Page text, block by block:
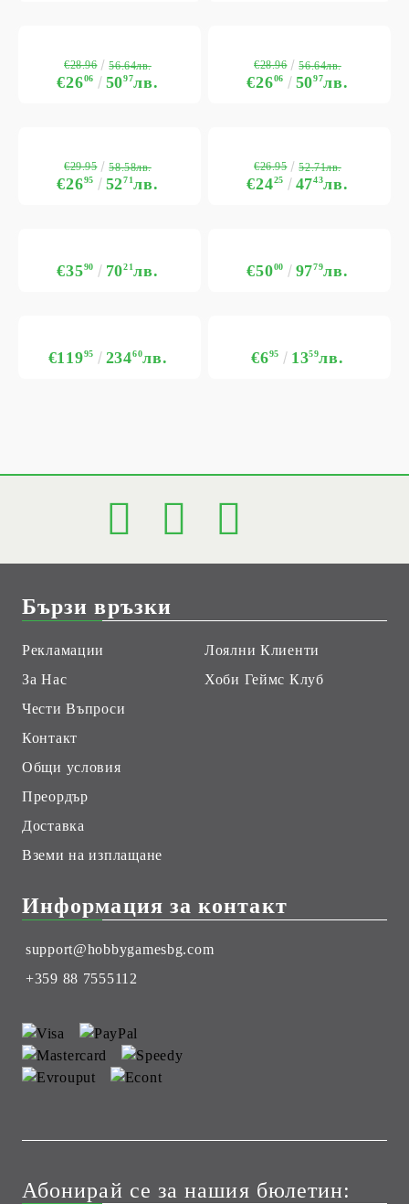
€2606 5097лв.
€28.96 56.64лв.
€2606 5097лв.
€28.96 56.64лв.
€2695 5271лв.
€29.95 58.58лв.
€2425 4743лв.
€26.95 52.71лв.
€3590 7021лв. €5000 9779лв.
€11995 23460лв. €695 1359лв.
Бързи връзки
Рекламации
За Нас
Чести Въпроси
Контакт
Общи условия
Преордър
Доставка
Вземи на изплащане
Лоялни Клиенти
Хоби Геймс Клуб
Информация за контакт
support@hobbygamesbg.com
+359 88 7555112
Абонирай се за нашия бюлетин: